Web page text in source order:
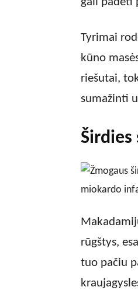
Tyrimai
kūno
riešutai,
sumažinti
Širdies
rūgštys,
tuo pačiu